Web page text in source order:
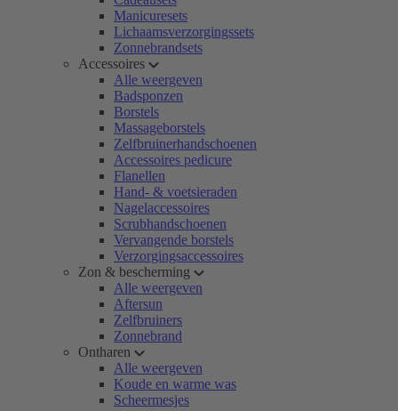
Manicuresets
Lichaamsverzorgingssets
Zonnebrandsets
Accessoires
Alle weergeven
Badsponzen
Borstels
Massageborstels
Zelfbruinerhandschoenen
Accessoires pedicure
Flanellen
Hand- & voetsieraden
Nagelaccessoires
Scrubhandschoenen
Vervangende borstels
Verzorgingsaccessoires
Zon & bescherming
Alle weergeven
Aftersun
Zelfbruiners
Zonnebrand
Ontharen
Alle weergeven
Koude en warme was
Scheermesjes